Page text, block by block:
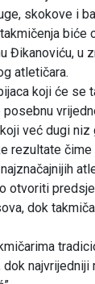
skokove i
biće
Đikanoviću, u
atletičara.
koji će se
već dugi
rezultate
otvoriti
dok
dok